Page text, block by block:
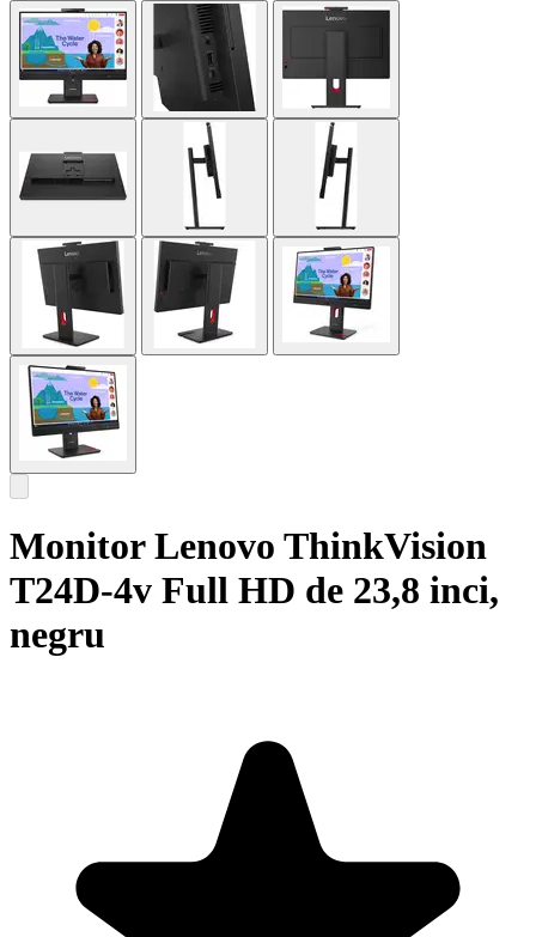
Monitor Lenovo ThinkVision
T24D-4v Full HD de 23,8 inci,
negru